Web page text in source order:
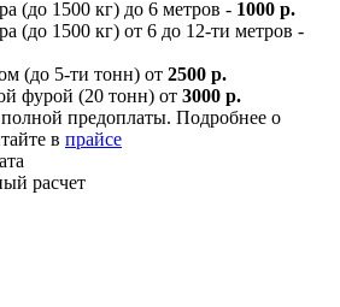
(до 1500 кг) до 6 метров - 1000 р.
(до 1500 кг) от 6 до 12-ти метров -
(до 5-ти тонн) от 2500 р.
фурой (20 тонн) от 3000 р.
полной предоплаты. Подробнее о
в прайсе
расчет